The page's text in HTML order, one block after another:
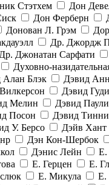
Стэтхем Дон
Дон Ферберн
Донован Л. Грэм
Др. Джордж
Джонатан Сарфати
Духовно-
Алан Блэк Дэвид
Дэвид
Мелин Дэвид
Посон Дэвид Тинни
У. Берсо Дэйв Хант
Дэн Кон-Шербок
Дэнис Лейн Е.
Е. Герцен Е.
Е. Микула Е.